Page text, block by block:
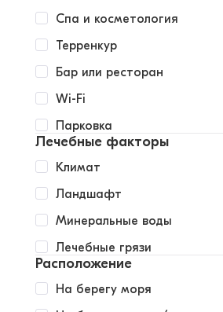
Спа и косметология
Терренкур
Бар или ресторан
Wi-Fi
Парковка
Лечебные факторы
Климат
Ландшафт
Минеральные воды
Лечебные грязи
Расположение
На берегу моря